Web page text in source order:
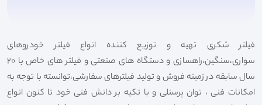
فیلتر شکری تهیه و توزیع کننده انواع فیلتر خودروهای
سواری،سنگین،راهسازی و دستگاه های صنعتی و فیلتر های خاص با 20
سال سابقه در زمینه فروش و تولید فیلترهای سفارشی،توانسته با توجه به
امکانات فنی ، توان پرسنلی و با تکیه بر دانش فنی خود تا کنون انواع